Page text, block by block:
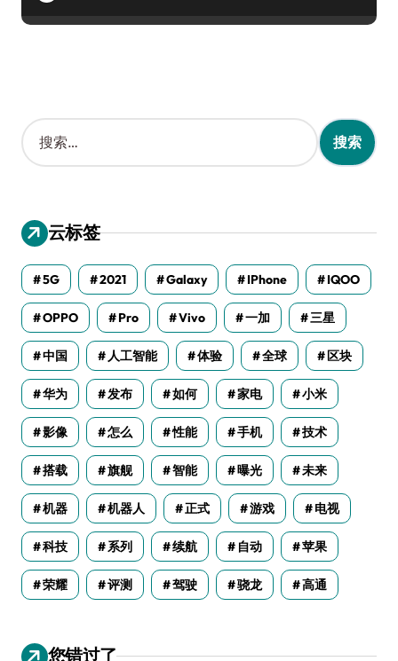
搜
索
：
云标签
5G 2021 Galaxy IPhone IQOO
OPPO Pro Vivo 一加 三星
中国 人工智能 体验 全球 区块
华为 发布 如何 家电 小米
影像 怎么 性能 手机 技术
搭载 旗舰 智能 曝光 未来
机器 机器人 正式 游戏 电视
科技 系列 续航 自动 苹果
荣耀 评测 驾驶 骁龙 高通
您错过了